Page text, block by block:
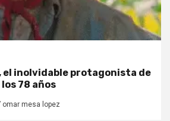
el inolvidable protagonista de
78 años
omar mesa lopez